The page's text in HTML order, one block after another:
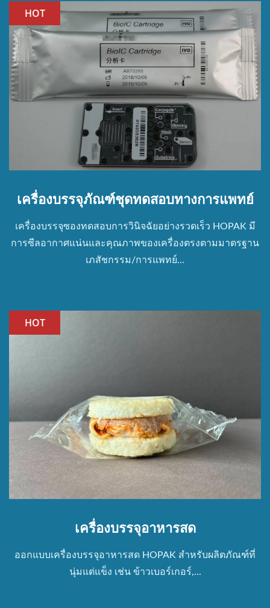
HOT
เครื่องบรรจุภัณฑ์ชุดทดสอบทางการแพทย์
เครื่องบรรจุซองทดสอบการวินิจฉัยอย่างรวดเร็ว HOPAK มี
การซีลอากาศแน่นและคุณภาพของเครื่องตรงตามมาตรฐาน
เภสัชกรรม/การแพทย์...
HOT
เครื่องบรรจุอาหารสด
ออกแบบเครื่องบรรจุอาหารสด HOPAK สำหรับผลิตภัณฑ์ที่
นุ่มแต่แข็ง เช่น ข้าวเบอร์เกอร์,...